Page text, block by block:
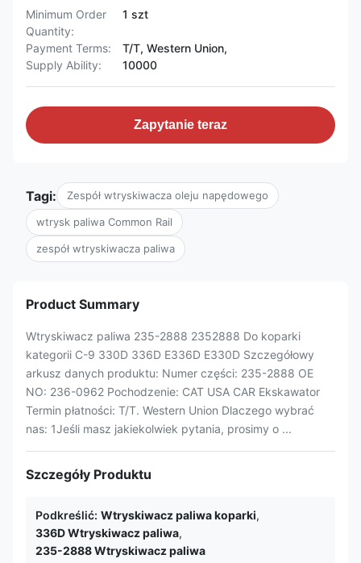
Minimum Order
Quantity:
1 szt
Payment Terms:
T/T, Western Union,
Supply Ability:
10000
Zapytanie teraz
Tagi: Zespół wtryskiwacza oleju napędowego
wtrysk paliwa Common Rail
zespół wtryskiwacza paliwa
Product Summary
Wtryskiwacz paliwa 235-2888 2352888 Do koparki
kategorii C-9 330D 336D E336D E330D Szczegółowy
arkusz danych produktu: Numer części: 235-2888 OE
NO: 236-0962 Pochodzenie: CAT USA CAR Ekskawator
Termin płatności: T/T. Western Union Dlaczego wybrać
nas: 1Jeśli masz jakiekolwiek pytania, prosimy o ...
Szczegóły Produktu
Podkreślić: Wtryskiwacz paliwa koparki,
336D Wtryskiwacz paliwa,
235-2888 Wtryskiwacz paliwa